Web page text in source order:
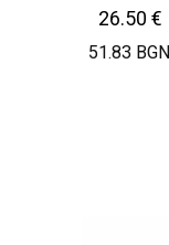
26.50 €
51.83 BGN